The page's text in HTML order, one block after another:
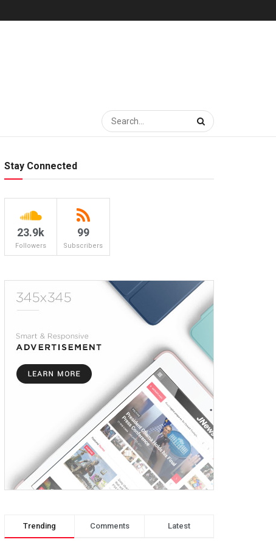
Stay Connected
23.9k
Followers
99
Subscribers
Trending Comments Latest